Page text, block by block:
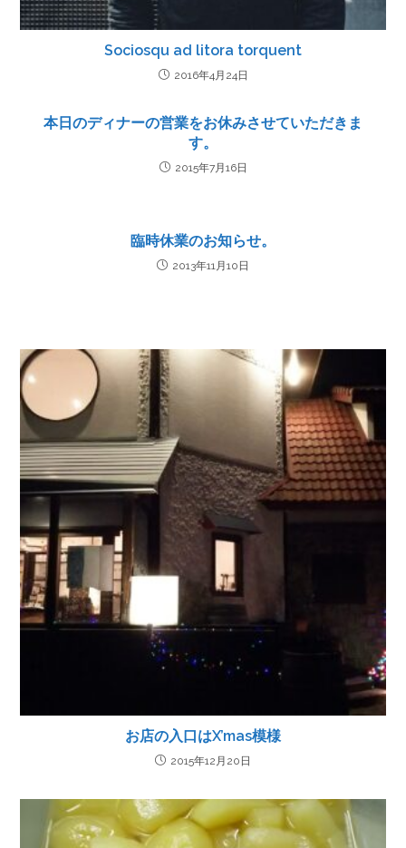
Sociosqu ad litora torquent
2016年4月24日
本日のディナーの営業をお休みさせていただきま
す。
2015年7月16日
臨時休業のお知らせ。
2013年11月10日
お店の入口はX’mas模様
2015年12月20日